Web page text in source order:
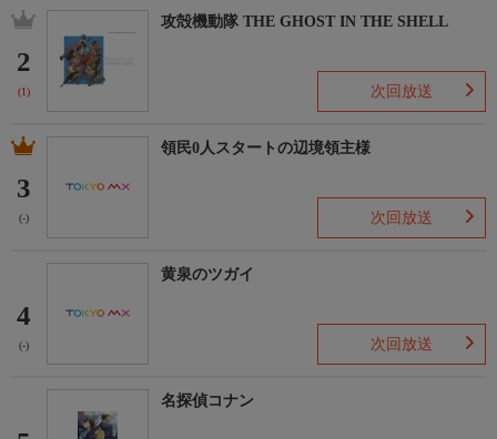
2
(1)
攻殻機動隊 THE GHOST IN THE SHELL
次回放送
3
(-)
領民0人スタートの辺境領主様
次回放送
4
(-)
黄泉のツガイ
次回放送
名探偵コナン